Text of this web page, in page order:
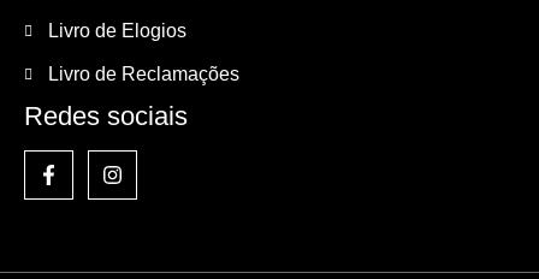
Livro de Elogios
Livro de Reclamações
Redes sociais